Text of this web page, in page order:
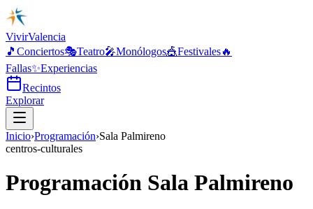
VivirValencia
🎵 Conciertos🎭Teatro🎤Monólogos🎪Festivales🔥
Fallas✨Experiencias
Recintos
Explorar
Inicio›Programación›Sala Palmireno
centros-culturales
Programación Sala Palmireno